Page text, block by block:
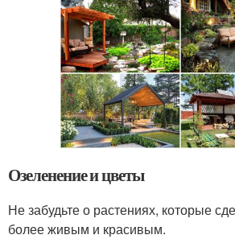
Озеленение и цветы
Не забудьте о растениях, которые
более живым и красивым.